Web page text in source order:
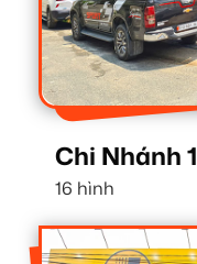
Chi Nhánh 1
16 hình